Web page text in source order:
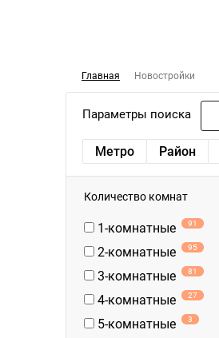
Главная Новостройки
Параметры поиска
Метро Район
Количество комнат
1-комнатные 91
2-комнатные 95
3-комнатные 81
4-комнатные 27
5-комнатные 3